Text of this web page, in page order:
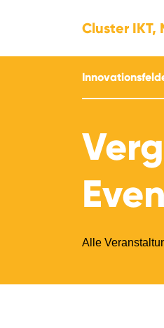
Cluster
Alle